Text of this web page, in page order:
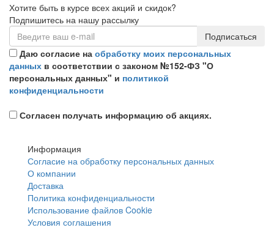
Хотите быть в курсе всех акций и скидок?
Подпишитесь на нашу рассылку
Подписаться
Даю согласие на обработку моих персональных
данных в соответствии с законом №152-ФЗ "О
персональных данных" и политикой
конфиденциальности
Согласен получать информацию об акциях.
Информация
Согласие на обработку персональных данных
О компании
Доставка
Политика конфиденциальности
Использование файлов Cookie
Условия соглашения